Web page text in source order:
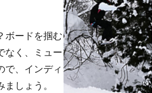
ボードを掴む
なく、ミュー
で、インディ
しょう。